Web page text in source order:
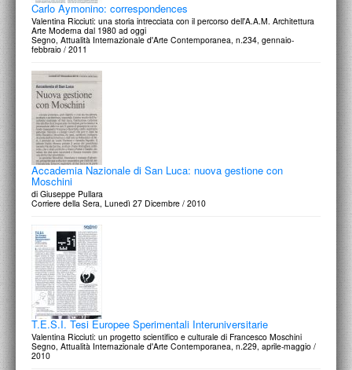
Carlo Aymonino: correspondences
Valentina Ricciuti: una storia intrecciata con il percorso dell'A.A.M. Architettura
Arte Moderna dal 1980 ad oggi
Segno, Attualità Internazionale d'Arte Contemporanea, n.234, gennaio-
febbraio / 2011
Accademia Nazionale di San Luca: nuova gestione con
Moschini
di Giuseppe Pullara
Corriere della Sera, Lunedì 27 Dicembre / 2010
T.E.S.I. Tesi Europee Sperimentali Interuniversitarie
Valentina Ricciuti: un progetto scientifico e culturale di Francesco Moschini
Segno, Attualità Internazionale d'Arte Contemporanea, n.229, aprile-maggio /
2010